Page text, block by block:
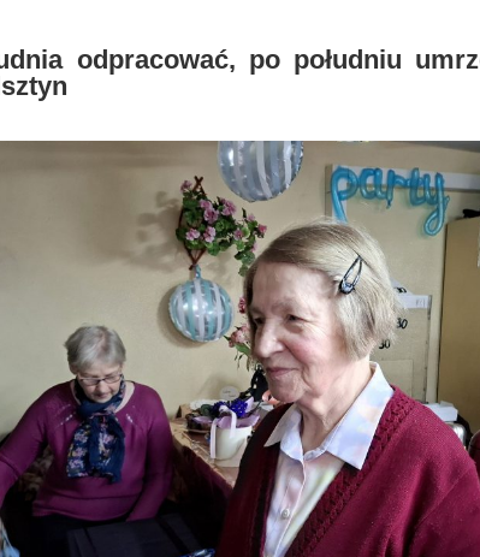
odpracować, po południu